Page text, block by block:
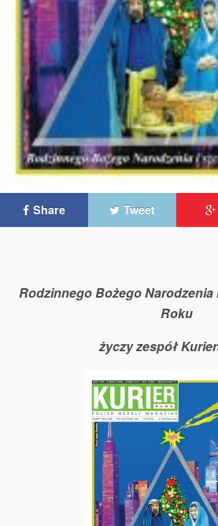
Share Tweet
Rodzinnego Bożego Narodzenia
Roku
życzy zespół